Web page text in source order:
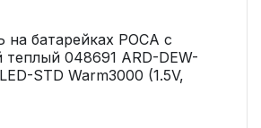
на батарейках РОСА с
048691 ARD-DEW-
STD Warm3000 (1.5V,